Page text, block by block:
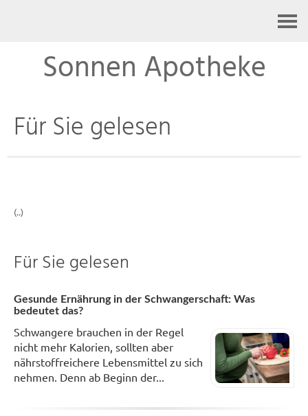
Sonnen Apotheke
Für Sie gelesen
(..)
Für Sie gelesen
Gesunde Ernährung in der Schwangerschaft: Was
bedeutet das?
Schwangere brauchen in der Regel
nicht mehr Kalorien, sollten aber
nährstoffreichere Lebensmittel zu sich
nehmen. Denn ab Beginn der...